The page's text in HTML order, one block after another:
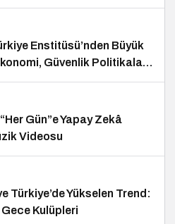
Enstitüsü’nden Büyük
Güvenlik Politikaları
Gün”e Yapay Zekâ
Videosu
Türkiye’de Yükselen Trend:
Kulüpleri